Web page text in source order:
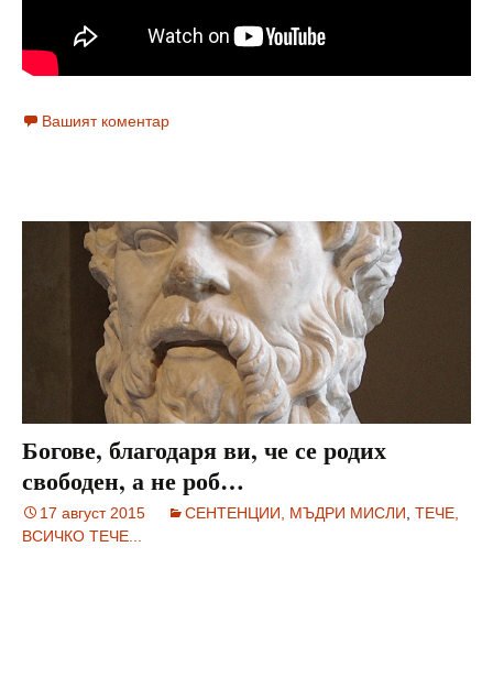
Вашият коментар
Богове, благодаря ви, че се родих
свободен, а не роб…
17 август 2015 СЕНТЕНЦИИ, МЪДРИ МИСЛИ ТЕЧЕ,
ВСИЧКО ТЕЧЕ...